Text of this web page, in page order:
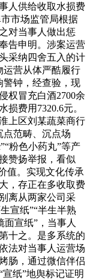
人供给收取水损费
市场监管局根据
对当事人做出惩
告申明。涉案运营
采纳四舍五入的计
运营从体严酷履行
警钟，经查验，现
权冒充白酒2700余
损费用7320.6元。
上区刘某蔬菜商行
点范畴、沉点场
粉色小药丸”等产
赞扬举报，看似
值。实现文化传承
，存正在多收取费
离从两家公司采
宣纸”“半生半熟
面宣纸”，当事人
十之。是多系统的
法对当事人运营场
肠，通过微信伴侣
纸”地舆标记证明